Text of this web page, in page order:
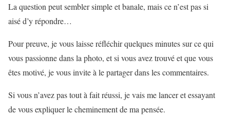
La question peut sembler simple et banale, mais ce n’est pas si
aisé d’y répondre…
Pour preuve, je vous laisse réfléchir quelques minutes sur ce qui
vous passionne dans la photo, et si vous avez trouvé et que vous
êtes motivé, je vous invite à le partager dans les commentaires.
Si vous n’avez pas tout à fait réussi, je vais me lancer et essayant
de vous expliquer le cheminement de ma pensée.